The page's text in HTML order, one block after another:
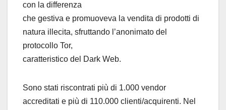
con la differenza
che gestiva e promuoveva la vendita di prodotti di
natura illecita, sfruttando l’anonimato del
protocollo Tor,
caratteristico del Dark Web.
Sono stati riscontrati più di 1.000 vendor
accreditati e più di 110.000 clienti/acquirenti. Nel